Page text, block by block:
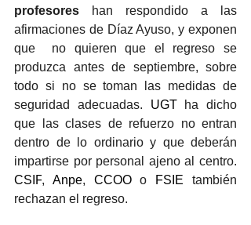
profesores
han respondido a las
afirmaciones de Díaz Ayuso, y exponen
que  no quieren que el regreso se
produzca antes de septiembre, sobre
todo si no se toman las medidas de
seguridad adecuadas. UGT
ha dicho
que las clases de refuerzo no entran
dentro de lo ordinario y que deberán
CSIF, Anpe, CCOO o FSIE también
rechazan el regreso.